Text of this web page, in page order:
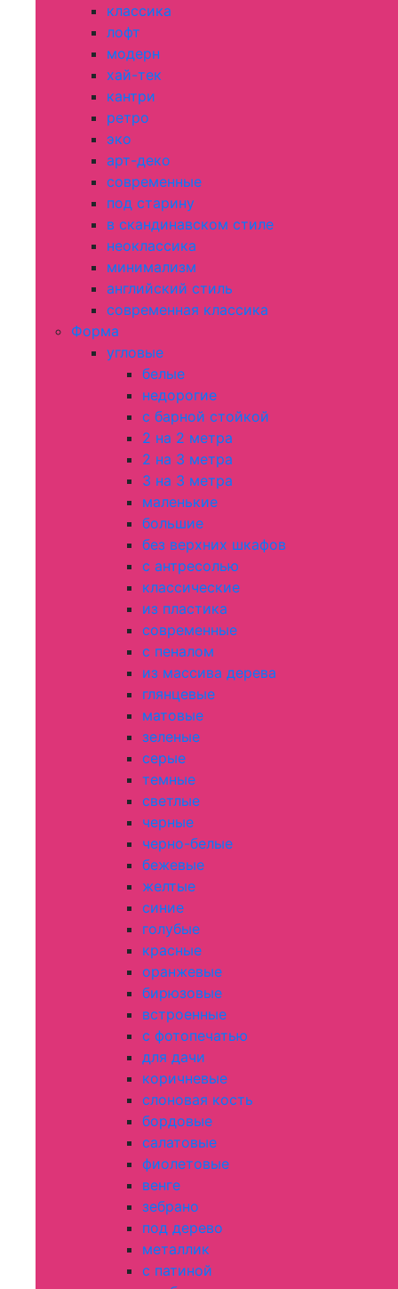
классика
лофт
модерн
хай-тек
кантри
ретро
эко
арт-деко
современные
под старину
в скандинавском стиле
неоклассика
минимализм
английский стиль
современная классика
Форма
угловые
белые
недорогие
с барной стойкой
2 на 2 метра
2 на 3 метра
3 на 3 метра
маленькие
большие
без верхних шкафов
с антресолью
классические
из пластика
современные
с пеналом
из массива дерева
глянцевые
матовые
зеленые
серые
темные
светлые
черные
черно-белые
бежевые
желтые
синие
голубые
красные
оранжевые
бирюзовые
встроенные
с фотопечатью
для дачи
коричневые
слоновая кость
бордовые
салатовые
фиолетовые
венге
зебрано
под дерево
металлик
с патиной